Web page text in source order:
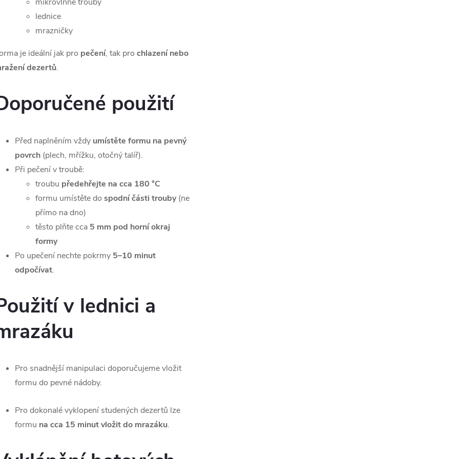
lednice
mrazničky
je ideální jak pro pečení, tak pro chlazení nebo
dezertů.
použití
Před naplněním vždy umístěte formu na pevný
povrch (plech, mřížku, otočný talíř).
Při pečení v troubě:
troubu předehřejte na cca 180 °C
formu umístěte do spodní části trouby(ne
přímo na dno)
těsto plňte cca 5 mm pod horní okraj
formy
Po upečení nechte pokrmy 5–10 minut
odpočívat.
v lednici a
Pro snadnější manipulaci doporučujeme vložit
formu do pevné nádoby.
Pro dokonalé vyklopení studených dezertů lze
formu na cca 15 minut vložit do mrazáku.